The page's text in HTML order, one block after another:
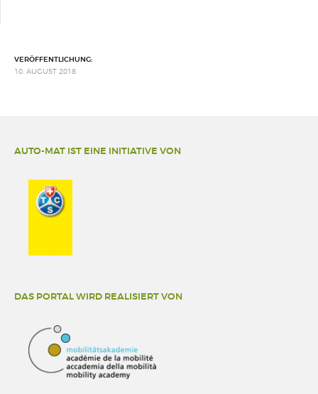
VERÖFFENTLICHUNG:
10. AUGUST 2018
AUTO-MAT IST EINE INITIATIVE VON
DAS PORTAL WIRD REALISIERT VON